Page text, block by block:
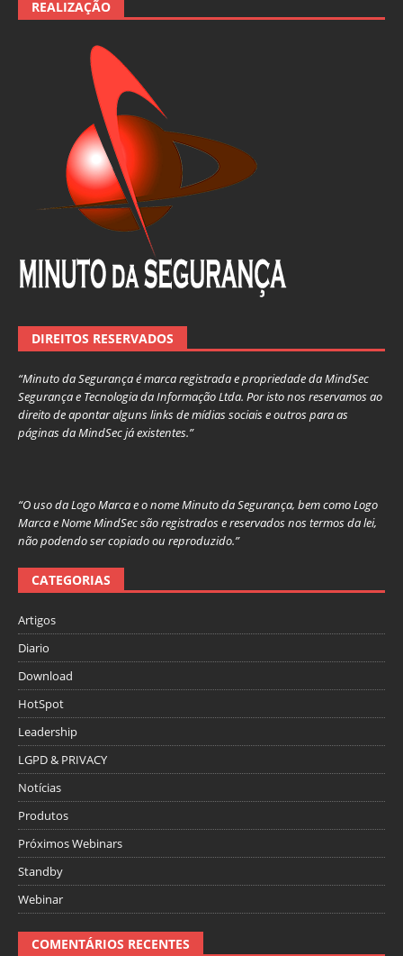
REALIZAÇÃO
DIREITOS RESERVADOS
“Minuto da Segurança é marca registrada e propriedade da MindSec
Segurança e Tecnologia da Informação Ltda. Por isto nos reservamos ao
direito de apontar alguns links de mídias sociais e outros para as
páginas da MindSec já existentes.”
“O uso da Logo Marca e o nome Minuto da Segurança, bem como Logo
Marca e Nome MindSec são registrados e reservados nos termos da lei,
não podendo ser copiado ou reproduzido.”
CATEGORIAS
Artigos
Diario
Download
HotSpot
Leadership
LGPD & PRIVACY
Notícias
Produtos
Próximos Webinars
Standby
Webinar
COMENTÁRIOS RECENTES